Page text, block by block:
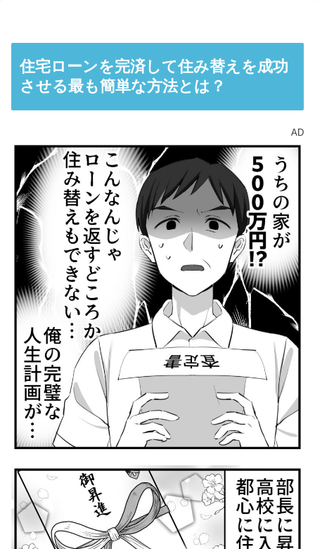
住宅ローンを完済して住み替えを成功
させる最も簡単な方法とは？
AD